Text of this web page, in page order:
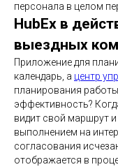
персонала в целом
HubEx в
выездных
Приложение для
календарь, а центр
планирования
эффективность?
видит свой маршрут
выполнением на
согласования
отображается в